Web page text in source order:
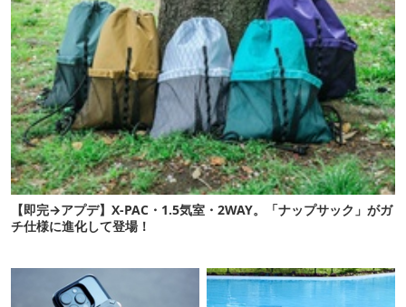
【即完→アプデ】X-PAC・1.5気室・2WAY。「ナップサック」がガ
チ仕様に進化して登場！